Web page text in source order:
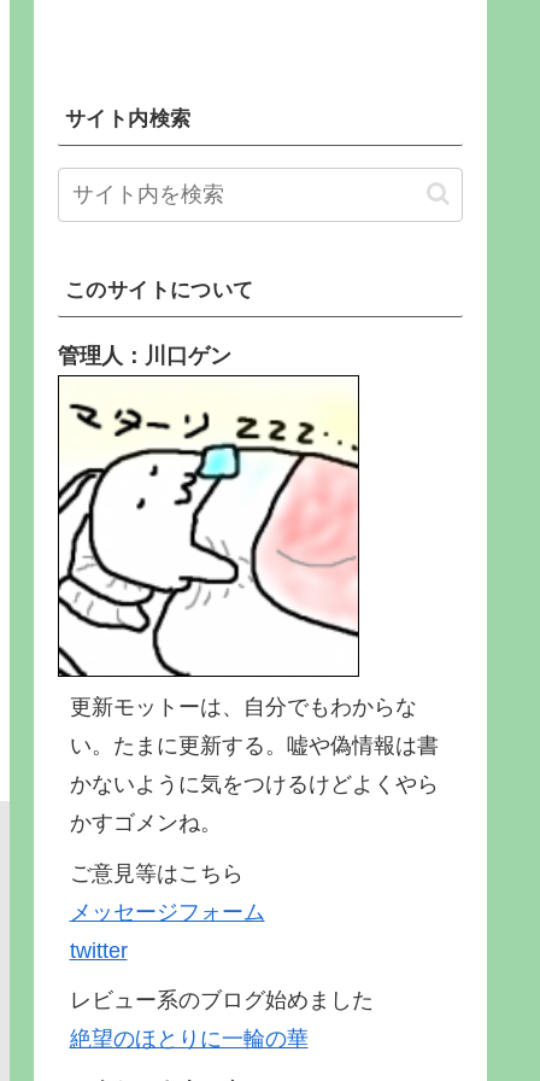
サイト内検索
このサイトについて
管理人：川口ゲン
更新モットーは、自分でもわからな
い。たまに更新する。嘘や偽情報は書
かないように気をつけるけどよくやら
かすゴメンね。
ご意見等はこちら
メッセージフォーム
twitter
レビュー系のブログ始めました
絶望のほとりに一輪の華